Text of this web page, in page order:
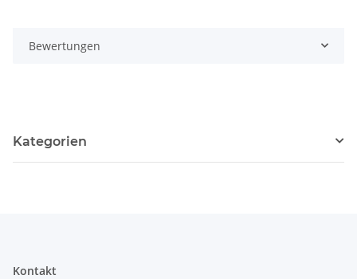
Bewertungen
Kategorien
Kontakt